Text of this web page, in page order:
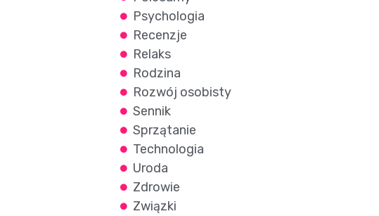
Psychologia
Recenzje
Relaks
Rodzina
Rozwój osobisty
Sennik
Sprzątanie
Technologia
Uroda
Zdrowie
Związki